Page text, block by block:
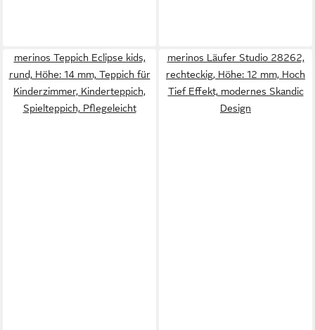
merinos Teppich Eclipse kids,
rund, Höhe: 14 mm, Teppich für
Kinderzimmer, Kinderteppich,
Spielteppich, Pflegeleicht
merinos Läufer Studio 28262,
rechteckig, Höhe: 12 mm, Hoch
Tief Effekt, modernes Skandic
Design